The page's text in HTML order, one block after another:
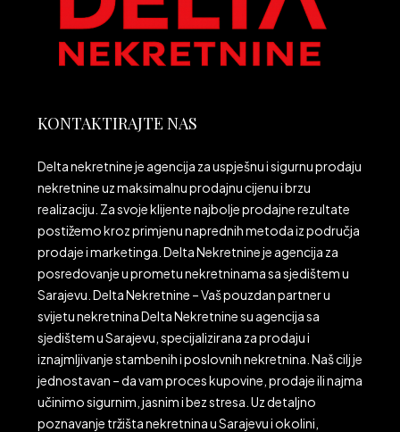
KONTAKTIRAJTE NAS
Delta nekretnine je agencija za uspješnu i sigurnu prodaju
nekretnine uz maksimalnu prodajnu cijenu i brzu
realizaciju. Za svoje klijente najbolje prodajne rezultate
postižemo kroz primjenu naprednih metoda iz područja
prodaje i marketinga. Delta Nekretnine je agencija za
posredovanje u prometu nekretninama sa sjedištem u
Sarajevu. Delta Nekretnine – Vaš pouzdan partner u
svijetu nekretnina Delta Nekretnine su agencija sa
sjedištem u Sarajevu, specijalizirana za prodaju i
iznajmljivanje stambenih i poslovnih nekretnina. Naš cilj je
jednostavan – da vam proces kupovine, prodaje ili najma
učinimo sigurnim, jasnim i bez stresa. Uz detaljno
poznavanje tržišta nekretnina u Sarajevu i okolini,